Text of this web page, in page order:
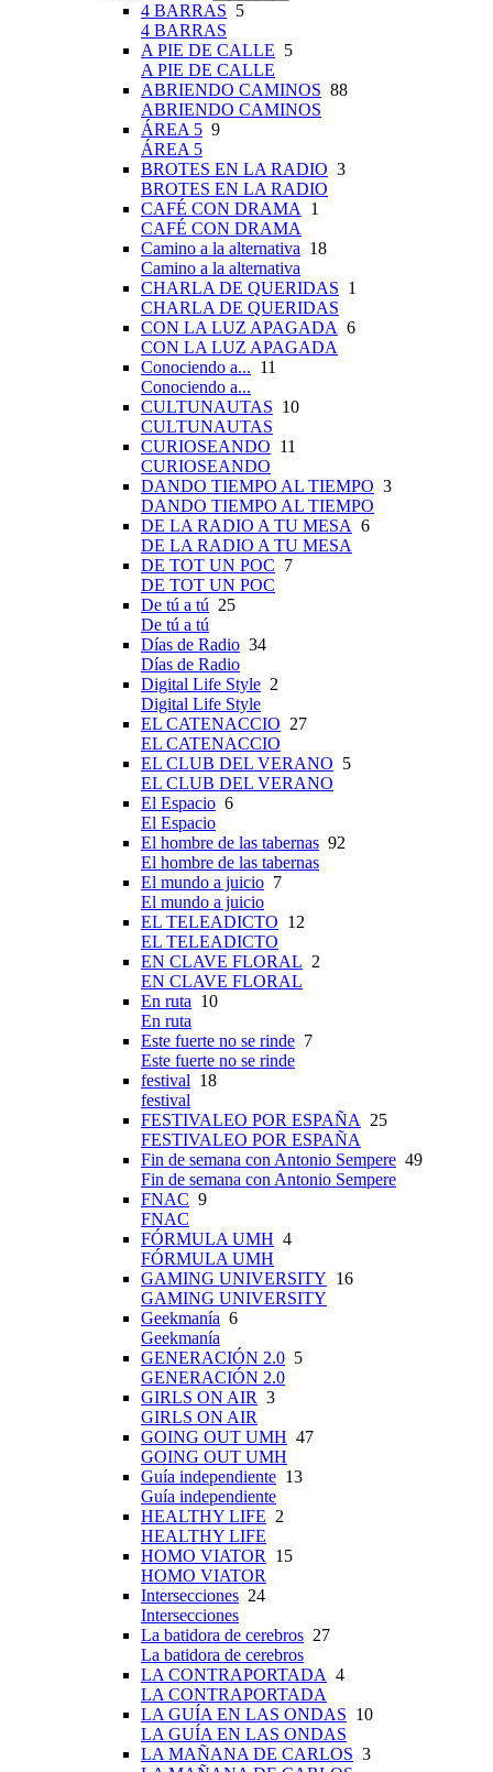
4 BARRAS 5
4 BARRAS
A PIE DE CALLE 5
A PIE DE CALLE
ABRIENDO CAMINOS 88
ABRIENDO CAMINOS
ÁREA 5 9
ÁREA 5
BROTES EN LA RADIO 3
BROTES EN LA RADIO
CAFÉ CON DRAMA
1
CAFÉ CON DRAMA
Camino a la alternativa 18
Camino a la alternativa
CHARLA DE QUERIDAS 1
CHARLA DE QUERIDAS
CON LA LUZ APAGADA 6
CON LA LUZ APAGADA
Conociendo a... 11
Conociendo a...
CULTUNAUTAS 10
CULTUNAUTAS
CURIOSEANDO 11
CURIOSEANDO
DANDO TIEMPO AL TIEMPO 3
DANDO TIEMPO AL TIEMPO
DE LA RADIO A TU MESA 6
DE LA RADIO A TU MESA
DE TOT UN POC 7
DE TOT UN POC
De tú a tú 25
De tú a tú
Días de Radio 34
Días de Radio
Digital Life Style 2
Digital Life Style
EL CATENACCIO 27
EL CATENACCIO
EL CLUB DEL VERANO 5
EL CLUB DEL VERANO
El Espacio 6
El Espacio
El hombre de las tabernas 92
El hombre de las tabernas
El mundo a juicio 7
El mundo a juicio
EL TELEADICTO 12
EL TELEADICTO
EN CLAVE FLORAL 2
EN CLAVE FLORAL
En ruta 10
En ruta
Este fuerte no se rinde 7
Este fuerte no se rinde
festival 18
festival
FESTIVALEO POR ESPAÑA
25
FESTIVALEO POR ESPAÑA
Fin de semana con Antonio Sempere 49
Fin de semana con Antonio Sempere
FNAC 9
FNAC
FÓRMULA UMH 4
FÓRMULA UMH
GAMING UNIVERSITY 16
GAMING UNIVERSITY
Geekmanía 6
Geekmanía
GENERACIÓN 2.0 5
GENERACIÓN 2.0
GIRLS ON AIR 3
GIRLS ON AIR
GOING OUT UMH 47
GOING OUT UMH
Guía independiente 13
Guía independiente
HEALTHY LIFE 2
HEALTHY LIFE
HOMO VIATOR
15
HOMO VIATOR
Intersecciones 24
Intersecciones
La batidora de cerebros 27
La batidora de cerebros
LA CONTRAPORTADA 4
LA CONTRAPORTADA
LA GUÍA EN LAS ONDAS 10
LA GUÍA EN LAS ONDAS
LA MAÑANA DE CARLOS 3